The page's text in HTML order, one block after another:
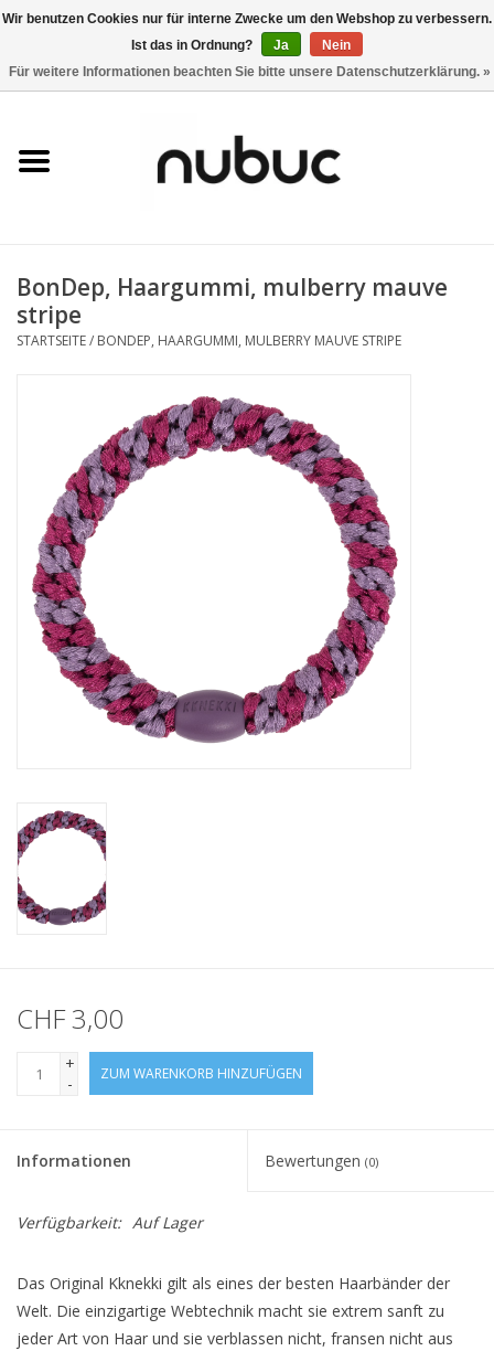
0 Artikel - CHF 0,00
Damen
Accessoires
Marken
BonDep, Haargummi, mulberry mauve
stripe
STARTSEITE/ BONDEP, HAARGUMMI, MULBERRY MAUVE STRIPE
CHF 3,00
+
-
ZUM WARENKORB HINZUFÜGEN
Informationen Bewertungen (0)
Verfügbarkeit: Auf Lager
Das Original Kknekki gilt als eines der besten Haarbänder der
Welt. Die einzigartige Webtechnik macht sie extrem sanft zu
jeder Art von Haar und sie verblassen nicht, fransen nicht aus
Wir benutzen Cookies nur für interne Zwecke um den Webshop zu verbessern.
Ist das in Ordnung?
Ja
Nein
Für weitere Informationen beachten Sie bitte unsere Datenschutzerklärung. »